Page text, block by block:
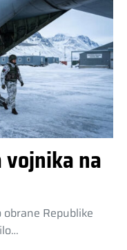
vojnika na
Republike